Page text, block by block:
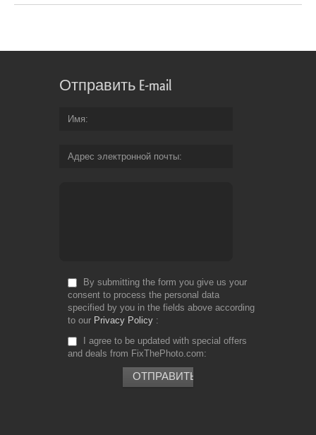
Отправить E-mail
Имя
Адрес электронной почты
By submitting the form you give us your
consent to process the personal data
specified by you in the fields above according
to our Privacy Policy
I agree to be updated with special offers
and deals from FixThePhoto.com